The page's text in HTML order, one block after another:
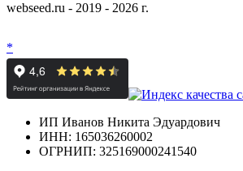
webseed.ru - 2019 - 2026 г.
*
ИП Иванов Никита Эдуардович
ИНН: 165036260002
ОГРНИП: 325169000241540